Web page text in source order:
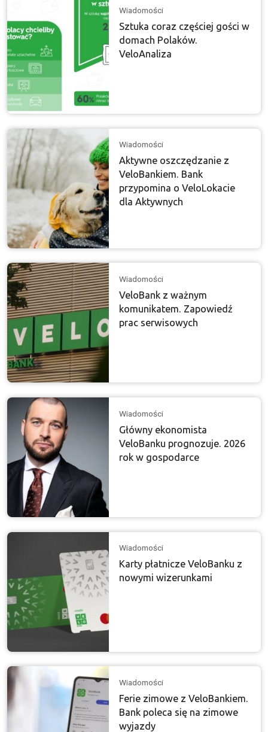
Wiadomości
Sztuka coraz częściej gości w
domach Polaków.
VeloAnaliza
Wiadomości
Aktywne oszczędzanie z
VeloBankiem. Bank
przypomina o VeloLokacie
dla Aktywnych
Wiadomości
VeloBank z ważnym
komunikatem. Zapowiedź
prac serwisowych
Wiadomości
Główny ekonomista
VeloBanku prognozuje. 2026
rok w gospodarce
Wiadomości
Karty płatnicze VeloBanku z
nowymi wizerunkami
Wiadomości
Ferie zimowe z VeloBankiem.
Bank poleca się na zimowe
wyjazdy